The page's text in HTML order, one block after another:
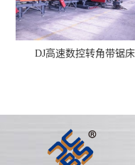
DJ高速数控转角带锯床